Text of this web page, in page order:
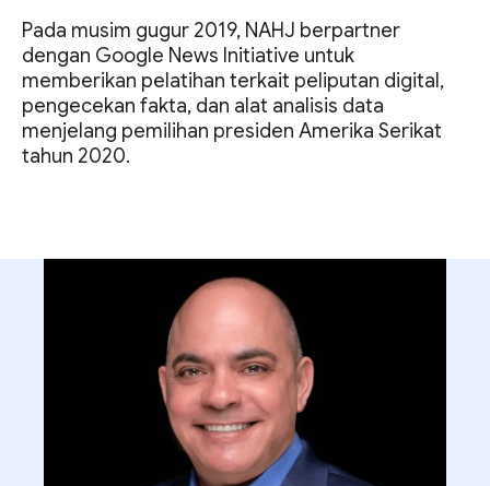
Pada musim gugur 2019, NAHJ berpartner
dengan Google News Initiative untuk
memberikan pelatihan terkait peliputan digital,
pengecekan fakta, dan alat analisis data
menjelang pemilihan presiden Amerika Serikat
tahun 2020.